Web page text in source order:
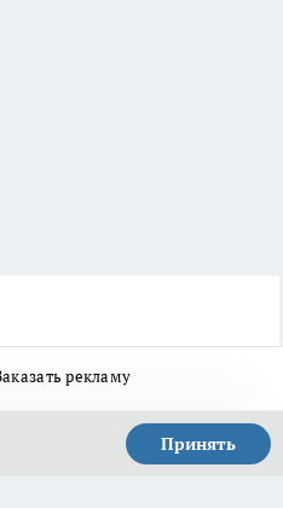
рекламу
Принять